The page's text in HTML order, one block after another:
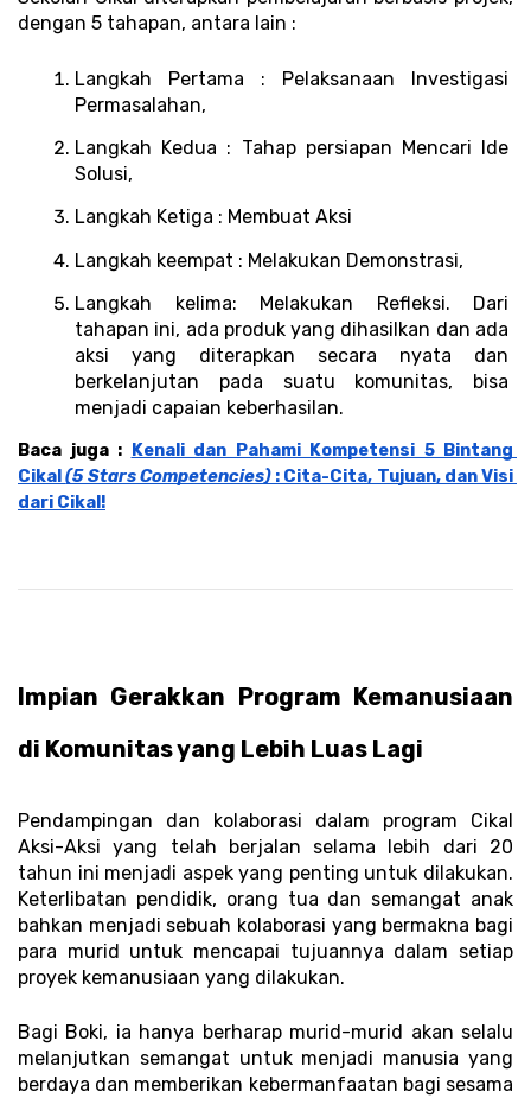
dengan 5 tahapan, antara lain :
Langkah Pertama : Pelaksanaan Investigasi
Permasalahan,
Langkah Kedua : Tahap persiapan Mencari Ide
Solusi,
Langkah Ketiga : Membuat Aksi
Langkah keempat : Melakukan Demonstrasi,
Langkah kelima: Melakukan Refleksi. Dari
tahapan ini, ada produk yang dihasilkan dan ada
aksi yang diterapkan secara nyata dan
berkelanjutan pada suatu komunitas, bisa
menjadi capaian keberhasilan.
Baca juga : Kenali dan Pahami Kompetensi 5 Bintang
Cikal (5 Stars Competencies) : Cita-Cita, Tujuan, dan Visi
dari Cikal!
Impian Gerakkan Program Kemanusiaan
di Komunitas yang Lebih Luas Lagi
Pendampingan dan kolaborasi dalam program Cikal
Aksi-Aksi yang telah berjalan selama lebih dari 20
tahun ini menjadi aspek yang penting untuk dilakukan.
Keterlibatan pendidik, orang tua dan semangat anak
bahkan menjadi sebuah kolaborasi yang bermakna bagi
para murid untuk mencapai tujuannya dalam setiap
proyek kemanusiaan yang dilakukan.
Bagi Boki, ia hanya berharap murid-murid akan selalu
melanjutkan semangat untuk menjadi manusia yang
berdaya dan memberikan kebermanfaatan bagi sesama